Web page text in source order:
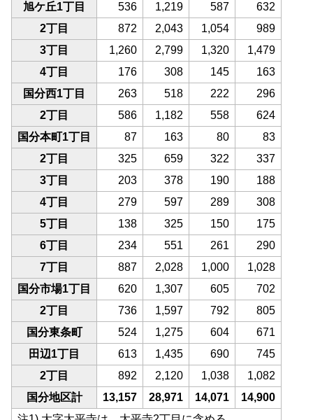
旭ケ丘1丁目
536 1,219 587
632
2丁目
872 2,043 1,054
989
3丁目
1,260 2,799 1,320
1,479
4丁目
176 308 145
163
国分西1丁目
263 518 222
296
2丁目
586 1,182 558
624
国分本町1丁目
87 163 80
83
2丁目
325 659 322
337
3丁目
203 378 190
188
4丁目
279 597 289
308
5丁目
138 325 150
175
6丁目
234 551 261
290
7丁目
887 2,028 1,000
1,028
国分市場1丁目
620 1,307 605
702
2丁目
736 1,597 792
805
国分東条町
524 1,275 604
671
田辺1丁目
613 1,435 690
745
2丁目
892 2,120 1,038
1,082
国分地区計
13,157 28,971 14,071
14,900